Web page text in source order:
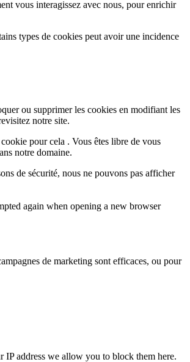
vous interagissez avec nous, pour enrichir
types de cookies peut avoir une incidence
ou supprimer les cookies en modifiant les
notre site.
pour cela . Vous êtes libre de vous
notre domaine.
de sécurité, nous ne pouvons pas afficher
again when opening a new browser
de marketing sont efficaces, ou pour
IP address we allow you to block them here.